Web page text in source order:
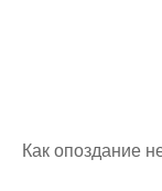
Как опоздание